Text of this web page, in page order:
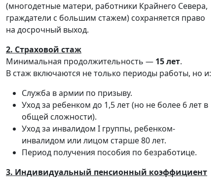
(многодетные матери, работники Крайнего Севера,
граждатели с большим стажем) сохраняется право
на досрочный выход.
2. Страховой стаж
Минимальная продолжительность — 15 лет.
В стаж включаются не только периоды работы, но и:
Служба в армии по призыву.
Уход за ребенком до 1,5 лет (но не более 6 лет в
общей сложности).
Уход за инвалидом I группы, ребенком-
инвалидом или лицом старше 80 лет.
Период получения пособия по безработице.
3. Индивидуальный пенсионный коэффициент